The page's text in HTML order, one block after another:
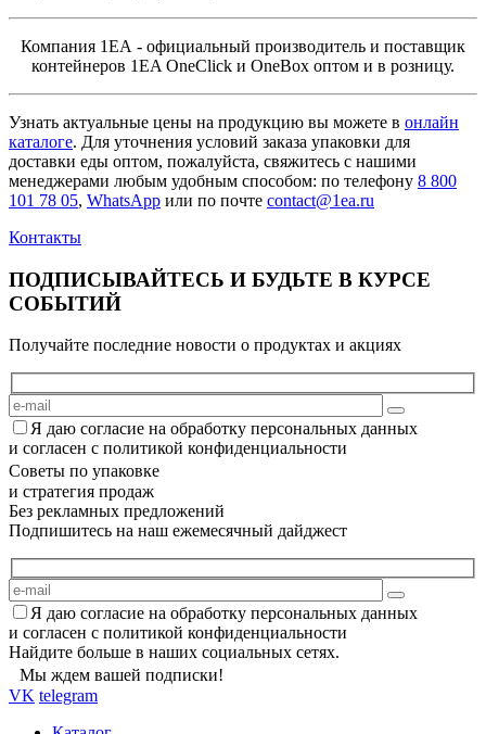
Компания 1ЕА - официальный производитель и поставщик
контейнеров 1EA OneClick и OneBox оптом и в розницу.
Узнать актуальные цены на продукцию вы можете в онлайн
каталоге. Для уточнения условий заказа упаковки для
доставки еды оптом, пожалуйста, свяжитесь с нашими
менеджерами любым удобным способом: по телефону 8 800
101 78 05, WhatsApp или по почте contact@1ea.ru
Контакты
ПОДПИСЫВАЙТЕСЬ И БУДЬТЕ В КУРСЕ
СОБЫТИЙ
Получайте последние новости о продуктах и акциях
Я даю согласие на обработку персональных данных
и согласен с политикой конфиденциальности
Советы по упаковке
и стратегия продаж
Без рекламных предложений
Подпишитесь на наш ежемесячный дайджест
Я даю согласие на обработку персональных данных
и согласен с политикой конфиденциальности
Найдите больше в наших социальных сетях.
Мы ждем вашей подписки!
VK telegram